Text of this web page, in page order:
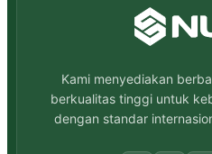
Kami menyediakan
berkualitas tinggi untuk
dengan standar